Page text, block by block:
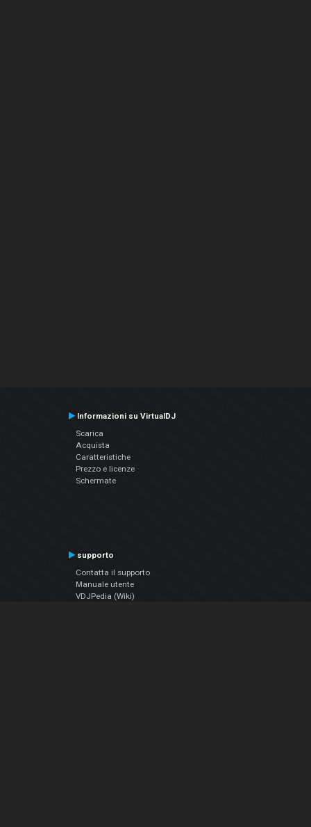
Informazioni su VirtualDJ
Scarica
Acquista
Caratteristiche
Prezzo e licenze
Schermate
supporto
Contatta il supporto
Manuale utente
VDJPedia (Wiki)